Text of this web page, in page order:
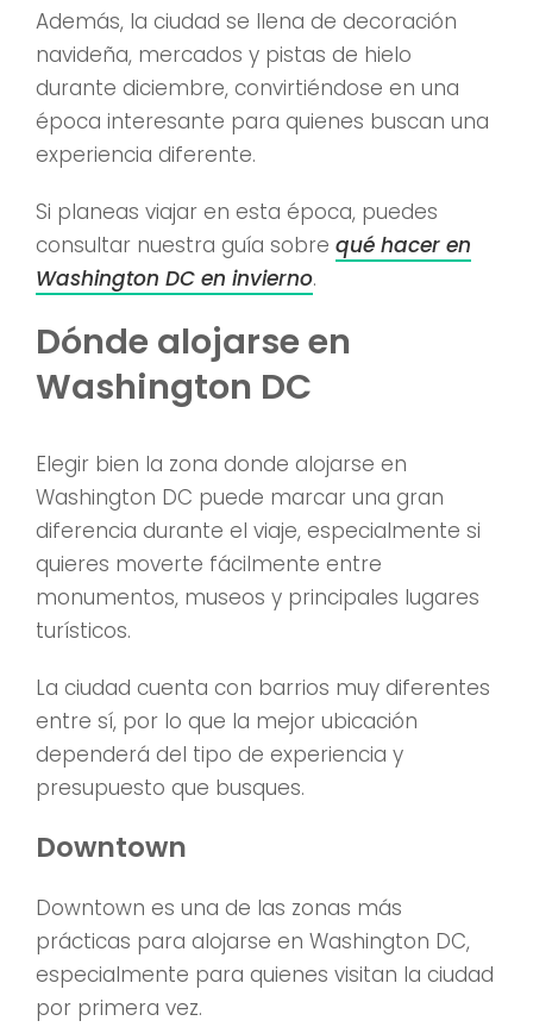
Además, la ciudad se llena de decoración
navideña, mercados y pistas de hielo
durante diciembre, convirtiéndose en una
época interesante para quienes buscan una
experiencia diferente.
Si planeas viajar en esta época, puedes
consultar nuestra guía sobre qué hacer en
Washington DC en invierno.
Dónde alojarse en
Washington DC
Elegir bien la zona donde alojarse en
Washington DC puede marcar una gran
diferencia durante el viaje, especialmente si
quieres moverte fácilmente entre
monumentos, museos y principales lugares
turísticos.
La ciudad cuenta con barrios muy diferentes
entre sí, por lo que la mejor ubicación
dependerá del tipo de experiencia y
presupuesto que busques.
Downtown
Downtown es una de las zonas más
prácticas para alojarse en Washington DC,
especialmente para quienes visitan la ciudad
por primera vez.